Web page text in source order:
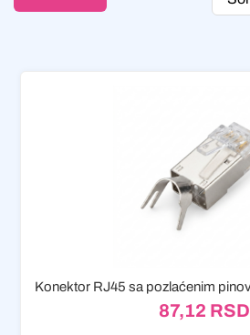
87,12 RSD